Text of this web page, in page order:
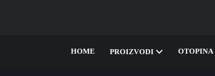
HOME PROIZVODI OTOPINA